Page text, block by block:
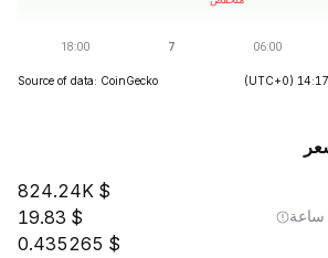
(UTC+0)
Source of data: CoinGecko
824.24K
19.83
0.435265